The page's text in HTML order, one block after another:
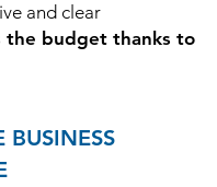
and clear
the budget thanks to
BUSINESS